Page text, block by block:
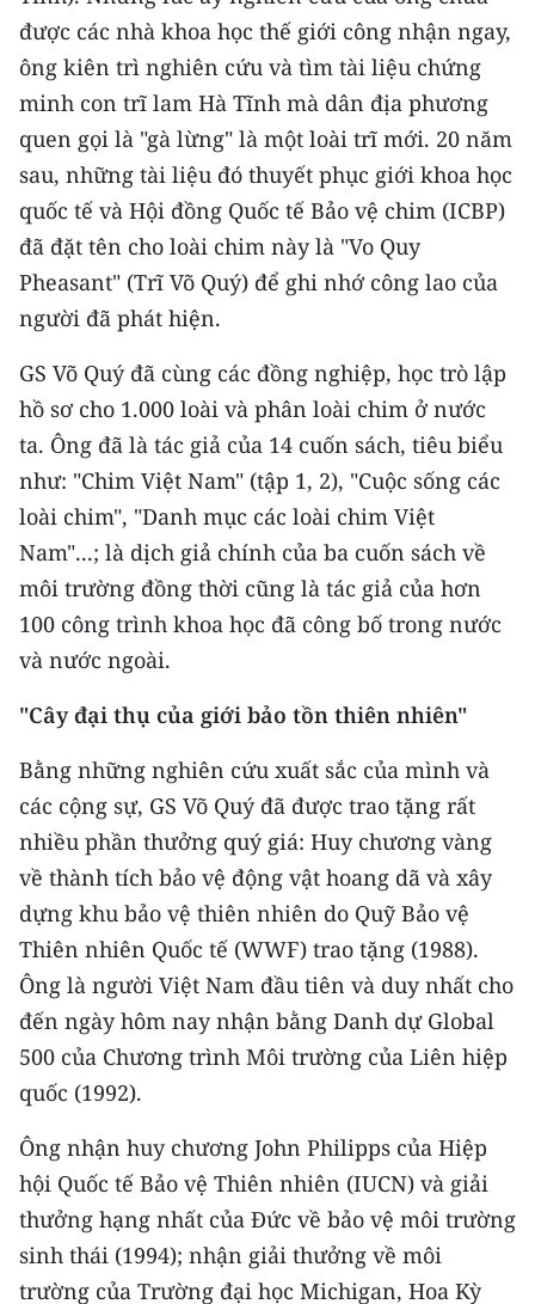
Media Khoa học - Công nghệ
Media Môi trường
Infographic
TIN MỚI
TIN ĐỊA PHƯƠNG
Trung du và miền núi phía Bắc
Đồng bằng sông Hồng
Bắc Trung Bộ
Duyên hải Nam Trung Bộ và Tây
Nguyên
Đông Nam Bộ
Đồng bằng sông Cửu Long
Chuyên trang Hà Nội
Chuyên trang TP. Hồ Chí Minh
CHUYÊN ĐỀ
CÁC CHUYÊN TRANG
VỀ BÁO NHÂN DÂN
THỜI NAY
NHÂN DÂN CUỐI TUẦN
MUA BÁO
ĐỌC BÁO IN
được các nhà khoa học thế giới công nhận ngay,
ông kiên trì nghiên cứu và tìm tài liệu chứng
minh con trĩ lam Hà Tĩnh mà dân địa phương
quen gọi là "gà lừng" là một loài trĩ mới. 20 năm
sau, những tài liệu đó thuyết phục giới khoa học
quốc tế và Hội đồng Quốc tế Bảo vệ chim (ICBP)
đã đặt tên cho loài chim này là "Vo Quy
Pheasant" (Trĩ Võ Quý) để ghi nhớ công lao của
người đã phát hiện.
GS Võ Quý đã cùng các đồng nghiệp, học trò lập
hồ sơ cho 1.000 loài và phân loài chim ở nước
ta. Ông đã là tác giả của 14 cuốn sách, tiêu biểu
như: "Chim Việt Nam" (tập 1, 2), "Cuộc sống các
loài chim", "Danh mục các loài chim Việt
Nam"...; là dịch giả chính của ba cuốn sách về
môi trường đồng thời cũng là tác giả của hơn
100 công trình khoa học đã công bố trong nước
và nước ngoài.
"Cây đại thụ của giới bảo tồn thiên nhiên"
Bằng những nghiên cứu xuất sắc của mình và
các cộng sự, GS Võ Quý đã được trao tặng rất
nhiều phần thưởng quý giá: Huy chương vàng
về thành tích bảo vệ động vật hoang dã và xây
dựng khu bảo vệ thiên nhiên do Quỹ Bảo vệ
Thiên nhiên Quốc tế (WWF) trao tặng (1988).
Ông là người Việt Nam đầu tiên và duy nhất cho
đến ngày hôm nay nhận bằng Danh dự Global
500 của Chương trình Môi trường của Liên hiệp
quốc (1992).
Ông nhận huy chương John Philipps của Hiệp
hội Quốc tế Bảo vệ Thiên nhiên (IUCN) và giải
thưởng hạng nhất của Đức về bảo vệ môi trường
sinh thái (1994); nhận giải thưởng về môi
trường của Trường đại học Michigan, Hoa Kỳ